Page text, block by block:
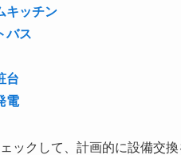
キッチン
バス
台
電
ックして、計画的に設備交換